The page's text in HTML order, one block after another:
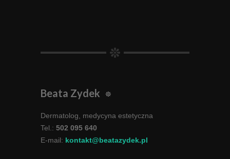
Beata Zydek
Dermatolog, medycyna estetyczna
Tel.: 502 095 640
E-mail: kontakt@beatazydek.pl